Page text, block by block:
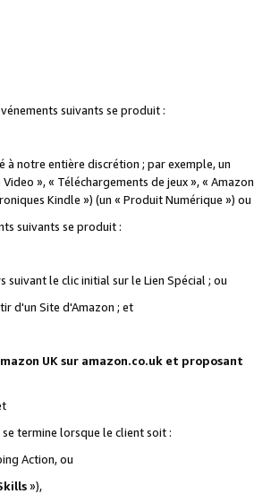
suivants se produit :
notre entière discrétion ; par exemple, un
», « Téléchargements de jeux », « Amazon
Kindle ») (un « Produit Numérique ») ou
suivants se produit :
le clic initial sur le Lien Spécial ; ou
d'un Site d'Amazon ; et
UK sur amazon.co.uk et proposant
termine lorsque le client soit :
Action, ou
»),